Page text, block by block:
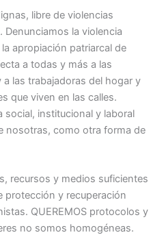
libre de violencias
la violencia
apropiación patriarcal de
a todas y más a las
a las trabajadoras del hogar y
que viven en las calles.
social, institucional y laboral
nosotras, como otra forma de
recursos y medios suficientes
protección y recuperación
QUEREMOS protocolos y
no somos homogéneas.